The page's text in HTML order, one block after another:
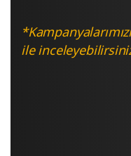
ile